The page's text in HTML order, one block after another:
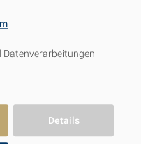
Ihr Vorhaben
Datenverarbeitungen
Details